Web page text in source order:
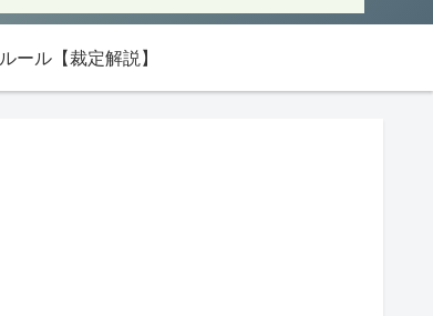
ルール【裁定解説】